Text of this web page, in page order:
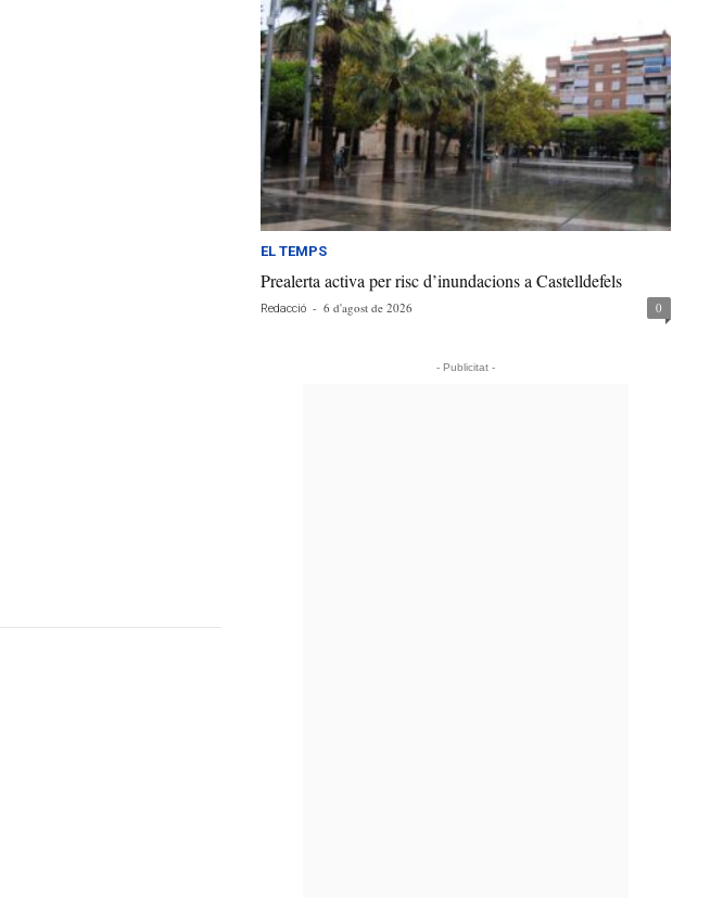
EL TEMPS
Prealerta activa per risc d’inundacions a Castelldefels
Redacció - 6 d'agost de 2026 0
- Publicitat -